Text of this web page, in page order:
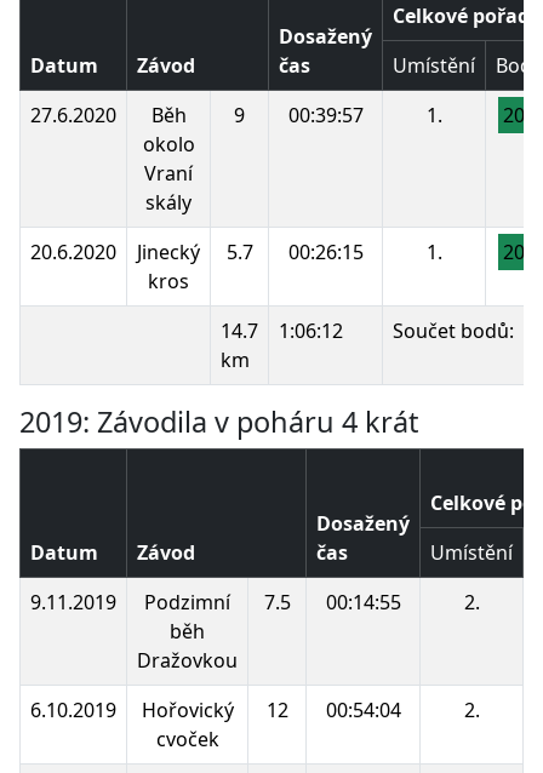
Datum Závod
Dosažený
čas
Celkové pořadí
Umístění
Body
27.6.2020
Běh
okolo
Vraní
skály
9 00:39:57 1. 200
20.6.2020
Jinecký
kros
5.7 00:26:15 1. 200
14.7
km
1:06:12 Součet bodů:
2019: Závodila v poháru 4 krát
Datum Závod
Dosažený
čas
Celkové
Umístění
9.11.2019
Podzimní
běh
Dražovkou
7.5 00:14:55 2.
6.10.2019
Hořovický
cvoček
12 00:54:04 2.